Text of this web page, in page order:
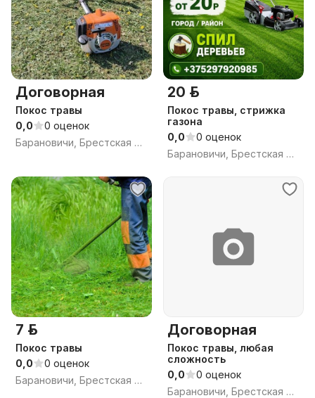
Договорная
Покос травы
0,0
0 оценок
Барановичи, Брестская обл.
20 р.
Покос травы, стрижка
газона
0,0
0 оценок
Барановичи, Брестская обл.
7 р.
Покос травы
0,0
0 оценок
Барановичи, Брестская обл.
Договорная
Покос травы, любая
сложность
0,0
0 оценок
Барановичи, Брестская обл.